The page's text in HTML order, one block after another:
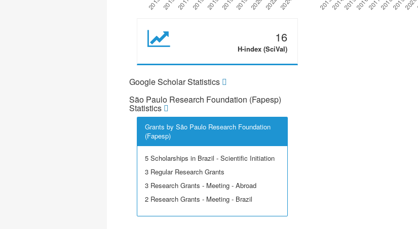
16
H-index (SciVal)
Google Scholar Statistics
São Paulo Research Foundation (Fapesp)
Statistics
Grants by São Paulo Research Foundation
(Fapesp)
5 Scholarships in Brazil - Scientific Initiation
3 Regular Research Grants
3 Research Grants - Meeting - Abroad
2 Research Grants - Meeting - Brazil